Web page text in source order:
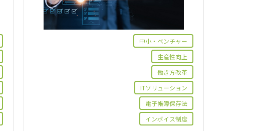
中小・ベンチャー
生産性向上
働き方改革
ITソリューション
電子帳簿保存法
インボイス制度